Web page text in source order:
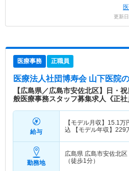
更新
医療事務 正職員
医療法人社団博寿会 山下医院
【広島県／広島市安佐北区】日・
般医療事務スタッフ募集求人《正社
給与
【モデル月収】 15.1万
込 【モデル年収】 229
勤務地
広島県 広島市安佐北区
（徒歩1分）